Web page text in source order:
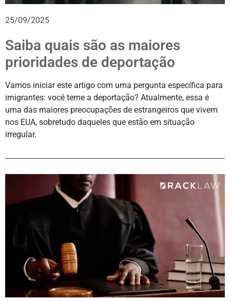
25/09/2025
Saiba quais são as maiores
prioridades de deportação
Vamos iniciar este artigo com uma pergunta específica para
imigrantes: você teme a deportação? Atualmente, essa é
uma das maiores preocupações de estrangeiros que vivem
nos EUA, sobretudo daqueles que estão em situação
irregular.